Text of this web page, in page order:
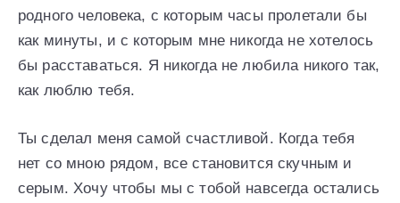
родного человека, с которым часы пролетали бы
как минуты, и с которым мне никогда не хотелось
бы расставаться. Я никогда не любила никого так,
как люблю тебя.
Ты сделал меня самой счастливой. Когда тебя
нет со мною рядом, все становится скучным и
серым. Хочу чтобы мы с тобой навсегда остались